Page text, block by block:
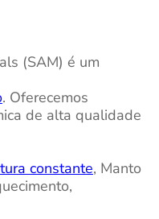
(SAM) é um
. Oferecemos
de alta qualidade
constante, Manto